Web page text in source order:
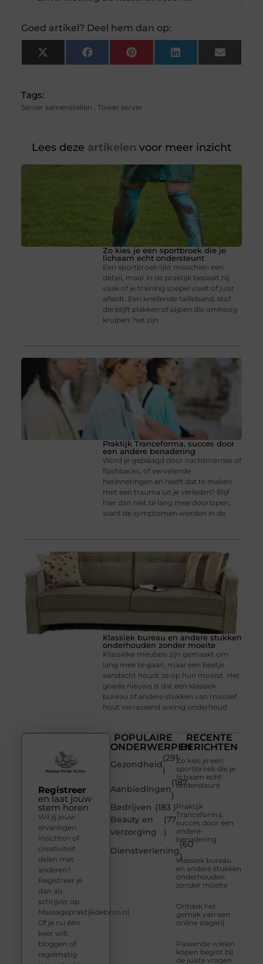
Goed artikel? Deel hem dan op:
X
(Twitter)
FacebookPinterest LinkedIn Email
Tags:
Server samenstellen , Tower server
Lees deze artikelen voor meer inzicht
Zo kies je een sportbroek die je
lichaam echt ondersteunt
Een sportbroek lijkt misschien een
detail, maar in de praktijk bepaalt hij
vaak of je training soepel voelt of juist
afleidt. Een knellende tailleband, stof
die blijft plakken of pijpen die omhoog
kruipen: het zijn
Praktijk Tranceforma, succes door
een andere benadering
Word je geplaagd door nachtmerries of
flashbacks, of vervelende
herinneringen en heeft dat te maken
met een trauma uit je verleden? Blijf
hier dan niet te lang mee doorlopen,
want de symptomen worden in de
Klassiek bureau en andere stukken
onderhouden zonder moeite
Klassieke meubels zijn gemaakt om
lang mee te gaan, maar een beetje
aandacht houdt ze op hun mooist. Het
goede nieuws is dat een klassiek
bureau of andere stukken van massief
hout verrassend weinig onderhoud
POPULAIRE
ONDERWERPEN
Gezondheid
(291
)
Aanbiedingen
(187
)
Bedrijven (183 )
Beauty en
verzorging
(77
)
Dienstverlening
(60
)
RECENTE
BERICHTEN
Zo kies je een
sportbroek die je
lichaam echt
ondersteunt
Praktijk
Tranceforma,
succes door een
andere
benadering
Klassiek bureau
en andere stukken
onderhouden
zonder moeite
Ontdek het
gemak van een
online slagerij
Passende wielen
kopen begint bij
de juiste vragen
Registreer
en laat jouw
stem horen
Wil jij jouw
ervaringen,
inzichten of
creativiteit
delen met
anderen?
Registreer je
dan als
schrijver op
Massagepraktijkdebron.nl.
Of je nu één
keer wilt
bloggen of
regelmatig